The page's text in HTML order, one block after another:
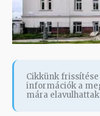
Cikkünk
információk a
mára